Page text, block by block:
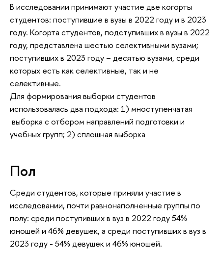
В исследовании принимают участие две когорты
студентов: поступившие в вузы в 2022 году и в 2023
году. Когорта студентов, подступивших в вузы в 2022
году, представлена шестью селективными вузами;
поступивших в 2023 году – десятью вузами, среди
которых есть как селективные, так и не
селективные.
Для формирования выборки студентов
использовалась два подхода: 1) мноступенчатая
выборка с отбором направлений подготовки и
учебных групп; 2) сплошная выборка
Пол
Среди студентов, которые приняли участие в
исследовании, почти равнонаполненные группы по
полу: среди поступивших в вуз в 2022 году 54%
юношей и 46% девушек, а среди поступивших в вуз в
2023 году - 54% девушек и 46% юношей.